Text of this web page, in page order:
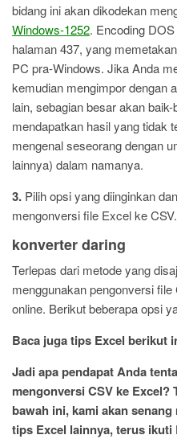
bidang ini akan dikodekan
Windows-1252. Encoding
halaman 437, yang
PC pra-Windows. Jika Anda
kemudian mengimpor dengan
lain, sebagian besar akan
mendapatkan hasil yang tidak
mengenal seseorang dengan
lainnya) dalam namanya.
3. Pilih opsi yang diinginkan
mengonversi file Excel ke CSV.
konverter daring
Terlepas dari metode yang
menggunakan pengonversi
online. Berikut beberapa opsi
Baca juga tips Excel berikut
Jadi apa pendapat Anda
mengonversi CSV ke
bawah ini, kami akan
tips Excel lainnya, terus ikuti